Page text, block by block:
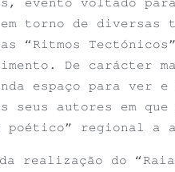
torno de diversas
“Ritmos
De carácter
espaço para ver e
seus autores em
poético” regional a
realização do